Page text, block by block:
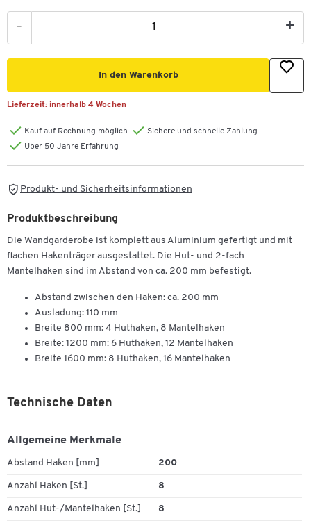
- +
In den Warenkorb
Lieferzeit: innerhalb 4 Wochen
Kauf auf Rechnung möglich
Sichere und schnelle Zahlung
Über 50 Jahre Erfahrung
Produkt- und Sicherheitsinformationen
Produktbeschreibung
Die Wandgarderobe ist komplett aus Aluminium gefertigt und mit
flachen Hakenträger ausgestattet. Die Hut- und 2-fach
Mantelhaken sind im Abstand von ca. 200 mm befestigt.
Abstand zwischen den Haken: ca. 200 mm
Ausladung: 110 mm
Breite 800 mm: 4 Huthaken, 8 Mantelhaken
Breite: 1200 mm: 6 Huthaken, 12 Mantelhaken
Breite 1600 mm: 8 Huthaken, 16 Mantelhaken
Technische Daten
Allgemeine Merkmale
Abstand Haken [mm] 200
Anzahl Haken [St.] 8
Anzahl Hut-/Mantelhaken [St.] 8